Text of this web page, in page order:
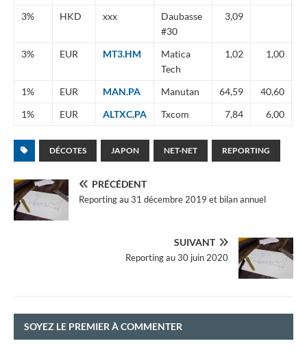
3% HKD xxx
Daubasse
#30
3,09
3% EUR MT3.HM
Matica
Tech
1,02 1,00
1% EUR MAN.PA Manutan 64,59 40,60
1%
EUR ALTXC.PA Txcom 7,84 6,00
DÉCOTES JAPON NET-NET REPORTING
PRÉCÉDENT
Reporting au 31 décembre 2019 et bilan annuel
SUIVANT
Reporting au 30 juin 2020
SOYEZ LE PREMIER À COMMENTER